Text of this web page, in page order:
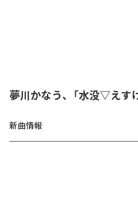
夢川かなう、「水没▽えす
新曲情報